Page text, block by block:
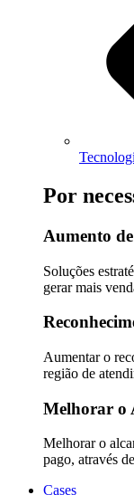
Por
Aumento
Soluções
gerar mais
Aumentar o
região de
Melhorar o
Melhorar o
pago, através
Cases